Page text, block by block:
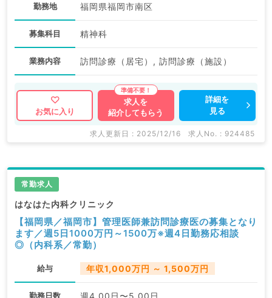
勤務地 福岡県福岡市南区
募集科目 精神科
業務内容 訪問診療（居宅）, 訪問診療（施設）
お気に入り
求人を
紹介してもらう
詳細を
見る
求人更新日 : 2025/12/16 求人No. : 924485
常勤求人
はなはた内科クリニック
【福岡県／福岡市】管理医師兼訪問診療医の募集となり
ます／週5日1000万円～1500万※週4日勤務応相談
◎（内科系／常勤）
給与 年収1,000万円 ～ 1,500万円
勤務日数 週4.00日〜5.00日